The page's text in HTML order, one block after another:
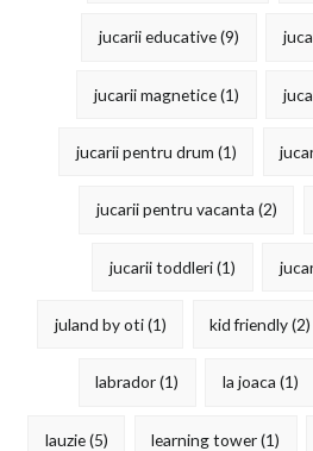
jucarii educative(9)
jucarii magnetice(1)
jucarii pentru drum (1)
jucarii pentru vacanta (2)
jucarii toddleri(1)
juland by oti(1) kid friendly(2)
labrador(1) la joaca (1)
lauzie(5) learning tower(1)